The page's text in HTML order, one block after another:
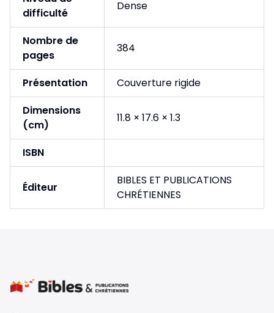
difficulté
Dense
Nombre de
pages
384
Présentation
Couverture rigide
Dimensions
(cm)
11.8 × 17.6 × 1.3
ISBN
Éditeur
BIBLES ET PUBLICATIONS
CHRÉTIENNES